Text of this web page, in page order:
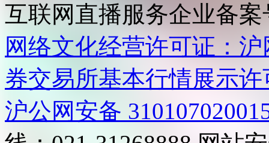
互联网直播服务企业备案
网络文化经营许可证：
券交易所基本行情展示许
沪公网安备